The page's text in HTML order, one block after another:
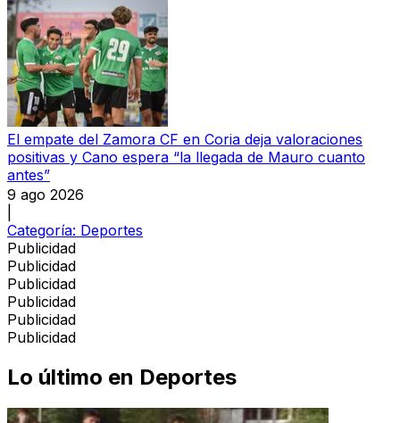
El empate del Zamora CF en Coria deja valoraciones
positivas y Cano espera “la llegada de Mauro cuanto
antes”
9 ago 2026
Categoría: Deportes
Publicidad
Publicidad
Publicidad
Publicidad
Publicidad
Publicidad
Lo último en Deportes